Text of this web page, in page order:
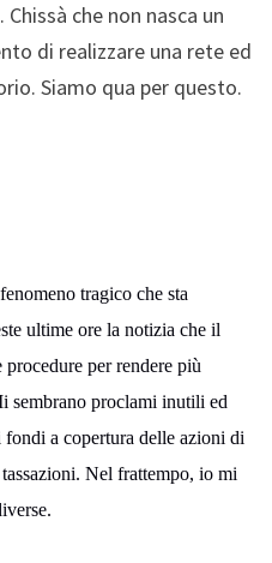
che non nasca un
di realizzare una rete ed
Siamo qua per questo.
tragico che sta
ultime ore la notizia che il
procedure per rendere più
sembrano proclami inutili ed
a copertura delle azioni di
Nel frattempo, io mi